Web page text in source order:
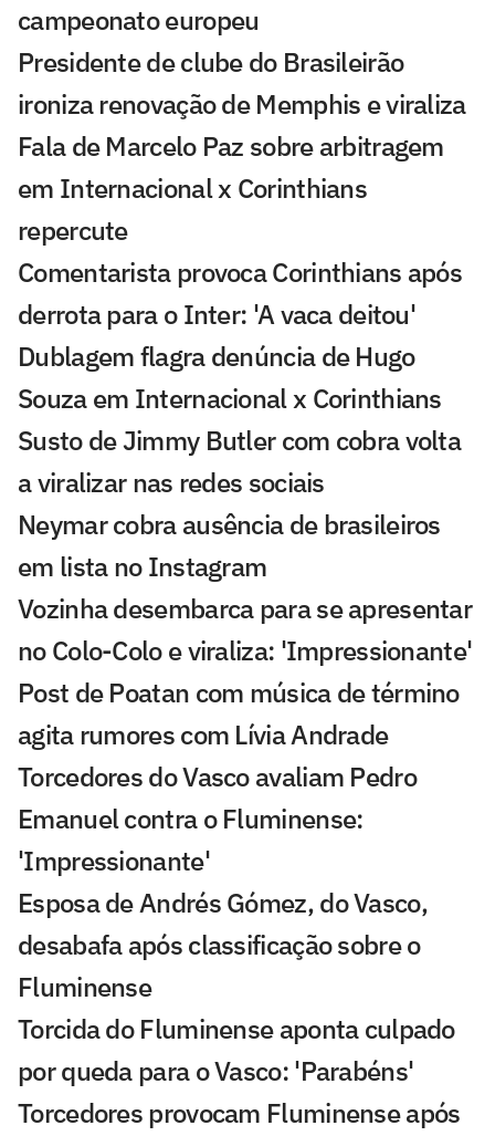
campeonato europeu
Presidente de clube do Brasileirão
ironiza renovação de Memphis e viraliza
Fala de Marcelo Paz sobre arbitragem
em Internacional x Corinthians
repercute
Comentarista provoca Corinthians após
derrota para o Inter: 'A vaca deitou'
Dublagem flagra denúncia de Hugo
Souza em Internacional x Corinthians
Susto de Jimmy Butler com cobra volta
a viralizar nas redes sociais
Neymar cobra ausência de brasileiros
em lista no Instagram
Vozinha desembarca para se apresentar
no Colo-Colo e viraliza: 'Impressionante'
Post de Poatan com música de término
agita rumores com Lívia Andrade
Torcedores do Vasco avaliam Pedro
Emanuel contra o Fluminense:
'Impressionante'
Esposa de Andrés Gómez, do Vasco,
desabafa após classificação sobre o
Fluminense
Torcida do Fluminense aponta culpado
por queda para o Vasco: 'Parabéns'
Torcedores provocam Fluminense após